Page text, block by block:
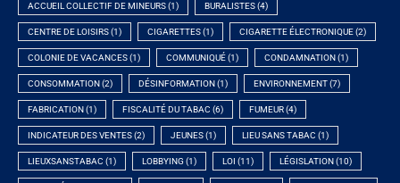
ACCUEIL COLLECTIF DE MINEURS(1) BURALISTES(4)
CENTRE DE LOISIRS(1) CIGARETTES(1) CIGARETTE ÉLECTRONIQUE(2)
COLONIE DE VACANCES(1) COMMUNIQUÉ(1) CONDAMNATION (1)
CONSOMMATION (2) DÉSINFORMATION (1) ENVIRONNEMENT(7)
FABRICATION (1) FISCALITÉ DU TABAC (6) FUMEUR(4)
INDICATEUR DES VENTES(2) JEUNES(1) LIEU SANS TABAC (1)
LIEUXSANSTABAC (1) LOBBYING (1) LOI (11) LÉGISLATION (10)